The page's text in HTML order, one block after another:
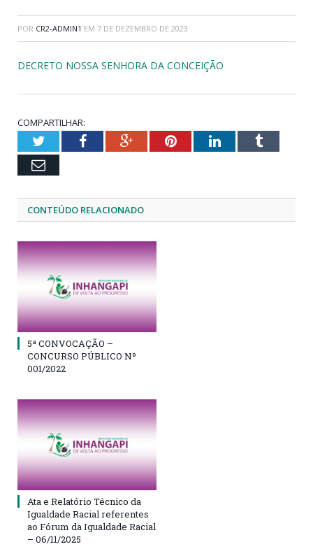
POR CR2-ADMIN1 EM 7 DE DEZEMBRO DE 2023
DECRETO NOSSA SENHORA DA CONCEIÇÃO
COMPARTILHAR:
TwitterFacebookGoogle+PinterestLinkedInTumblr
Email
CONTEÚDO RELACIONADO
5ª CONVOCAÇÃO –
CONCURSO PÚBLICO Nº
001/2022
Ata e Relatório Técnico da
Igualdade Racial referentes
ao Fórum da Igualdade Racial
– 06/11/2025